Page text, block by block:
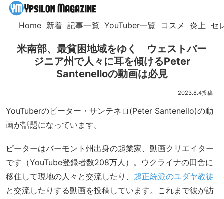
Home 新着 記事一覧 YouTuber一覧 コスメ 炎上 セ
米南部、最貧困地域をゆく ウェストバー
ジニア州で人々に耳を傾けるPeter
Santenelloの動画は必見
2023.8.4
YouTuberのピーター・サンテネロ(Peter Santenello)の動
画が話題になっています。
ピーターはバーモント州出身の起業家、動画クリエイター
です（YouTube登録者数208万人）。ウクライナの田舎に
移住して現地の人々と交流したり、 超正統派のユダヤ教徒
と交流したりする動画を投稿しています。これまで彼が訪